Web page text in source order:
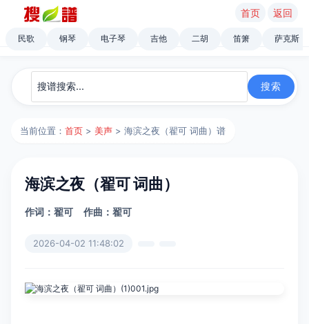
首页 返回
民歌 钢琴 电子琴 吉他 二胡 笛箫 萨克斯
当前位置：首页 >美声 > 海滨之夜（翟可 词曲）谱
海滨之夜（翟可 词曲）
作词：翟可 作曲：翟可
2026-04-02 11:48:02